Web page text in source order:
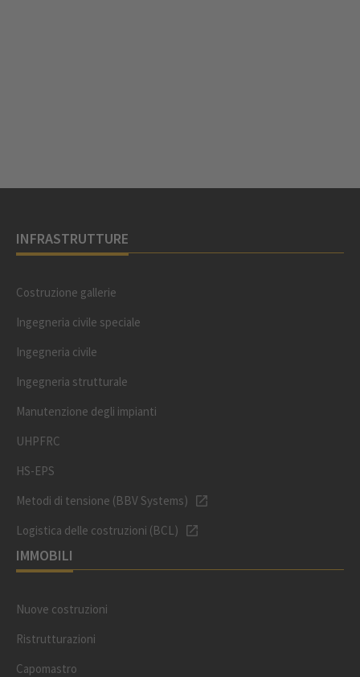
INFRASTRUTTURE
Costruzione gallerie
Ingegneria civile speciale
Ingegneria civile
Ingegneria strutturale
Manutenzione degli impianti
UHPFRC
HS-EPS
Metodi di tensione (BBV Systems)
Logistica delle costruzioni (BCL)
IMMOBILI
Nuove costruzioni
Ristrutturazioni
Capomastro